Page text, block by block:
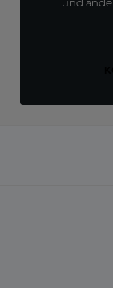
und